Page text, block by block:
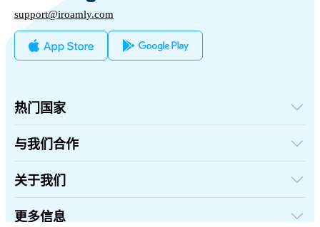
support@iroamly.com
热门国家
美国
英国
土耳其
泰国
日本
意大利
印度
与我们合作
批发平台
推荐并赚取奖励
联盟计划
关于我们
关于iRoamly
联系我们
更多信息